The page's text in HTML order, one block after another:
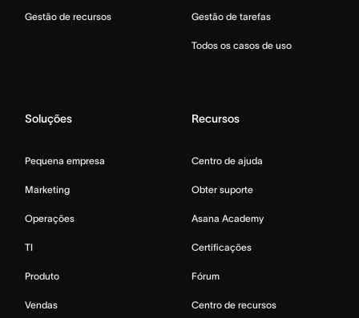
Gestão de recursos Gestão de tarefas
Todos os casos de uso
Soluções
Pequena empresa
Marketing
Operações
TI
Produto
Vendas
Recursos
Centro de ajuda
Obter suporte
Asana Academy
Certificações
Fórum
Centro de recursos